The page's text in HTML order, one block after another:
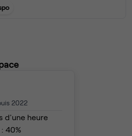
2022
d'une heure
40%